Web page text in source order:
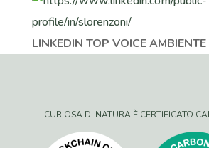
LINKEDIN TOP VOICE AMBIENTE
CURIOSA DI NATURA È CERTIFICATO